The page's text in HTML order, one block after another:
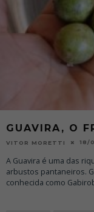
GUAVIRA, O
VITOR MORETTI 18/
A Guavira é uma das
arbustos pantaneiros.
conhecida como